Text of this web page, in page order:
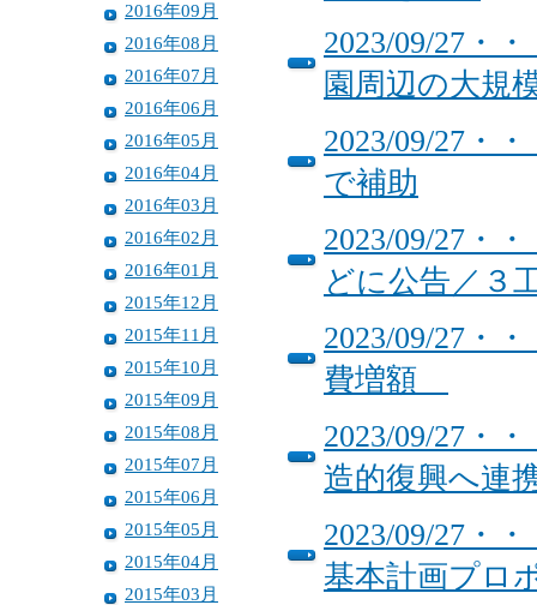
2016年09月
2016年08月
2016年07月
2016年06月
2016年05月
2016年04月
2016年03月
2016年02月
2016年01月
2015年12月
2015年11月
2015年10月
2015年09月
2015年08月
2015年07月
2015年06月
2015年05月
2015年04月
2015年03月
2023/09/27・
園周辺の大規
2023/09/27・
で補助
2023/09/27・
どに公告／３
2023/09/27・
費増額
2023/09/27・
造的復興へ連
2023/09/27・
基本計画プロ